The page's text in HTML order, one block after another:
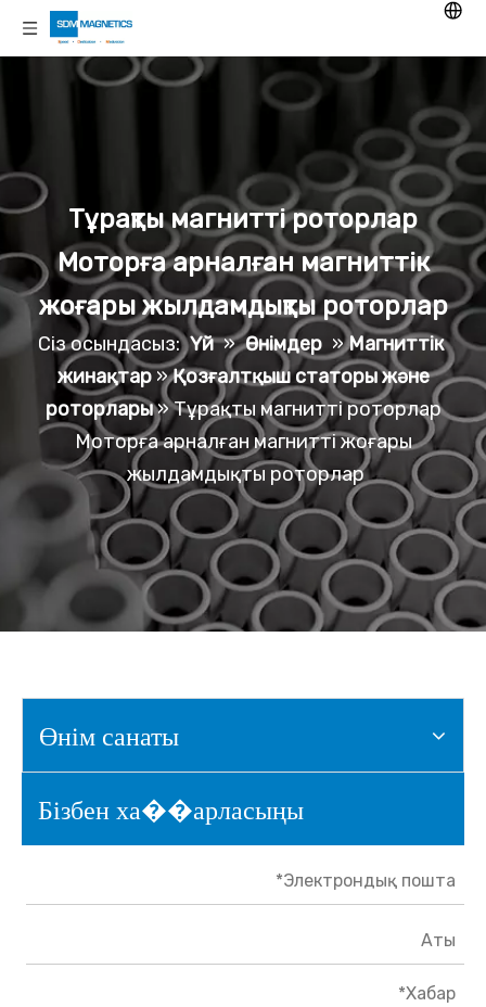
Тұрақты магнитті роторлар
Моторға арналған магниттік
жоғары жылдамдықты роторлар
Сіз осындасыз: Үй » Өнімдер »Магниттік
жинақтар»Қозғалтқыш статоры және
роторлары»Тұрақты магнитті роторлар
Моторға арналған магнитті жоғары
жылдамдықты роторлар
Өнім санаты
Бізбен ха��арласыңы